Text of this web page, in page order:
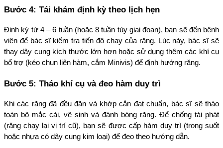
Bước 4: Tái khám định kỳ theo lịch hẹn
Định kỳ từ 4 – 6 tuần (hoặc 8 tuần tùy giai đoạn), bạn sẽ đến bệnh
viện để bác sĩ kiểm tra tiến độ chạy của răng. Lúc này, bác sĩ sẽ
thay dây cung kích thước lớn hơn hoặc sử dụng thêm các khí cụ
bổ trợ (kéo chun liên hàm, cắm Minivis) để định hướng răng.
Bước 5: Tháo khí cụ và đeo hàm duy trì
Khi các răng đã đều đặn và khớp cắn đạt chuẩn, bác sĩ sẽ tháo
toàn bộ mắc cài, vệ sinh và đánh bóng răng. Để chống tái phát
(răng chạy lại vị trí cũ), bạn sẽ được cấp hàm duy trì (trong suốt
hoặc nhựa có dây cung kim loại) để đeo theo hướng dẫn.